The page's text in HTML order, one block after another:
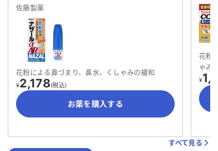
佐藤製薬
花粉による鼻づまり、鼻水、くしゃみの緩和
¥2,178(税込)
お薬を購入する
花粉
ゃみ
¥
すべて見る